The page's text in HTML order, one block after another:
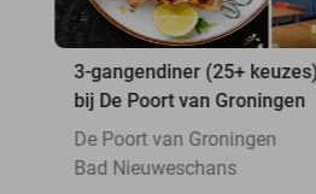
3-gangendiner (25+
bij De Poort van Groningen
De Poort van Groningen
Bad Nieuweschans